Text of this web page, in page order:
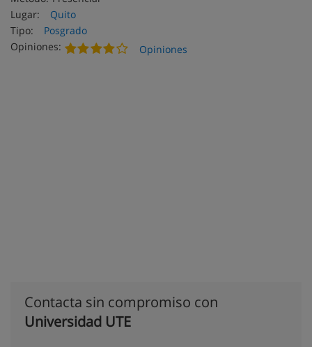
Lugar:
Quito
Tipo:
Posgrado
Opiniones:
Opiniones
Contacta sin compromiso con
Universidad UTE